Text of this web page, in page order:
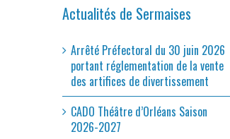
Actualités de Sermaises
Arrêté Préfectoral du 30 juin 2026
portant réglementation de la vente
des artifices de divertissement
CADO Théâtre d’Orléans Saison
2026-2027